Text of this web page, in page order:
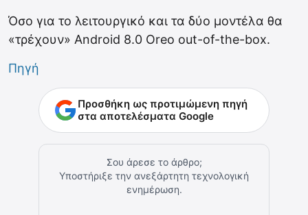
Όσο για το λειτουργικό και τα δύο μοντέλα θα
«τρέχουν» Android 8.0 Oreo out-of-the-box.
Πηγή
Προσθήκη ως προτιμώμενη πηγή
στα αποτελέσματα Google
Σου άρεσε το άρθρο;
Υποστήριξε την ανεξάρτητη τεχνολογική
ενημέρωση.